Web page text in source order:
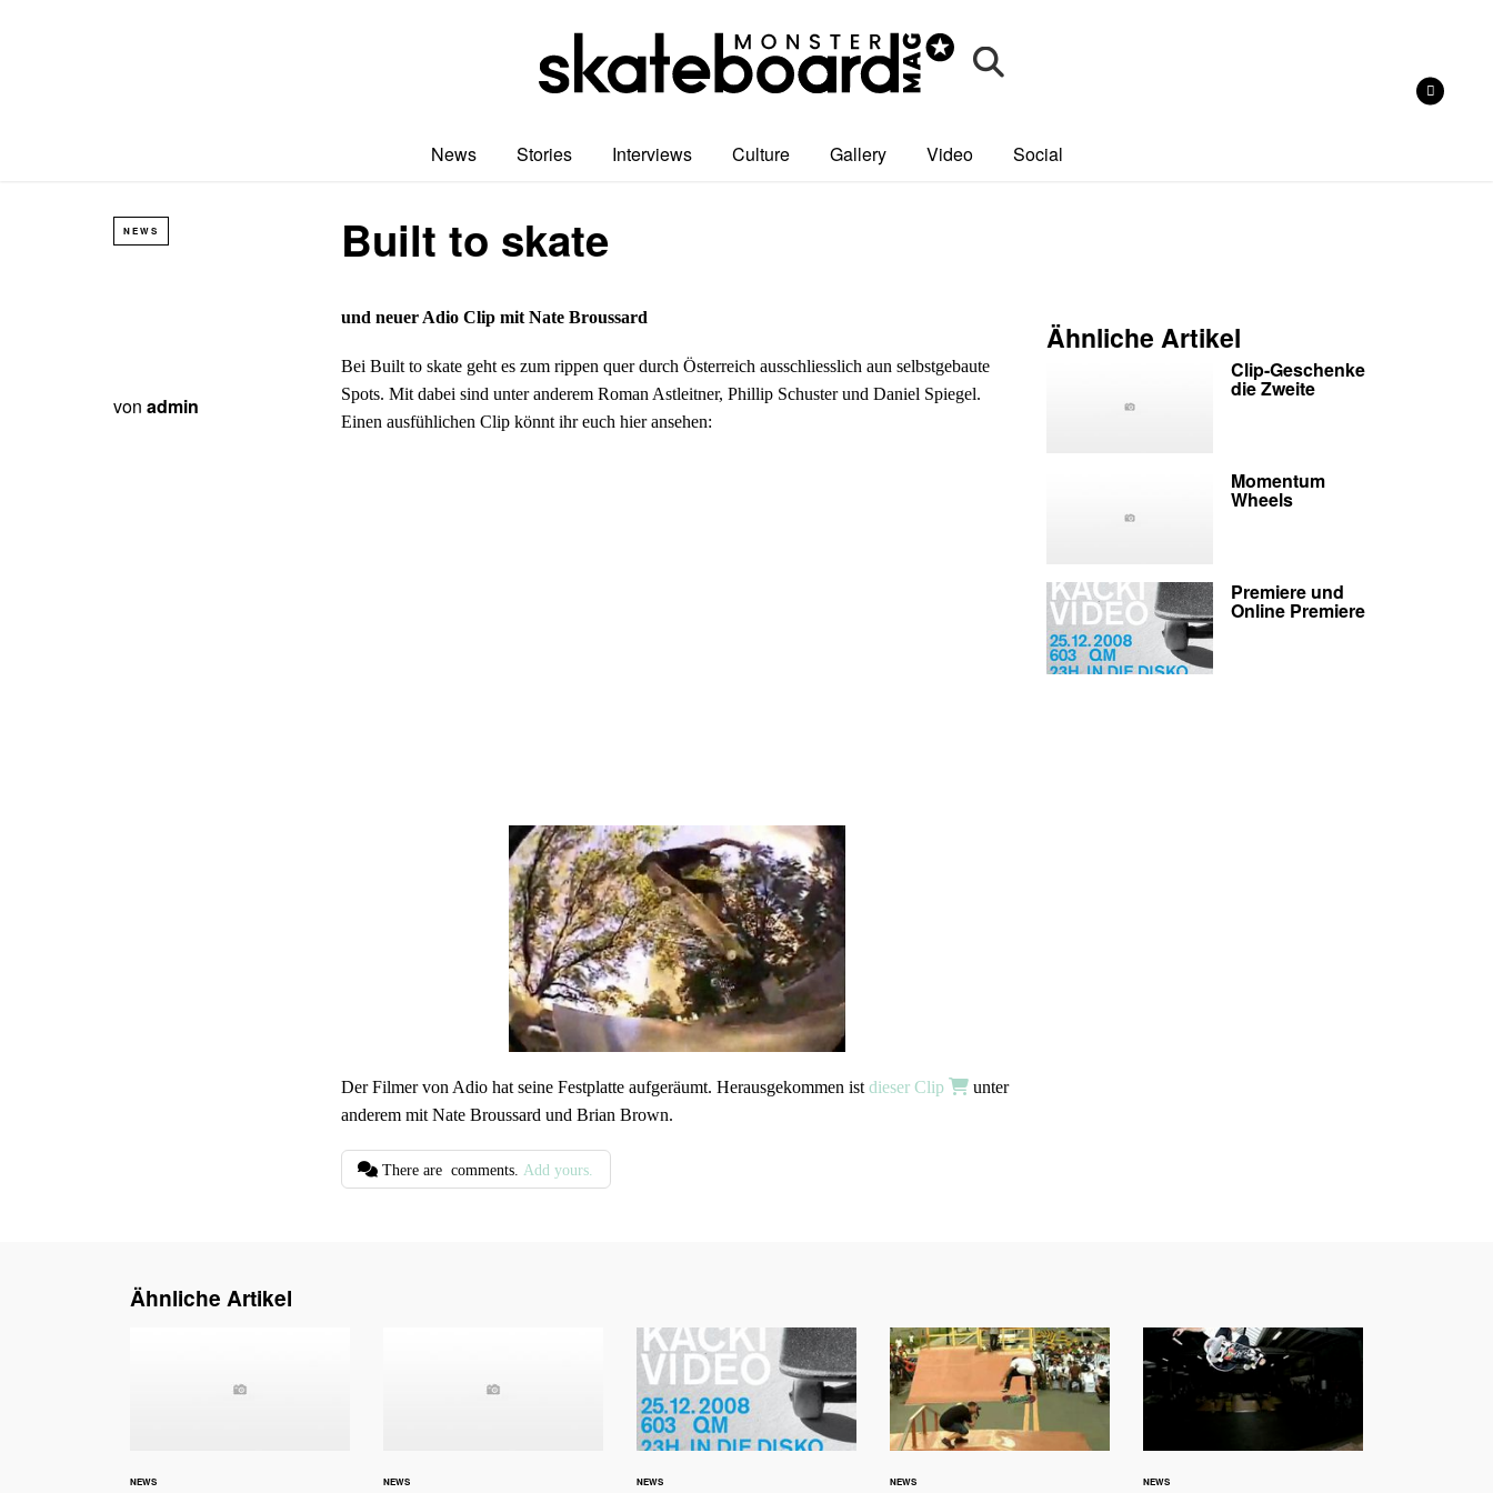
News Stories Interviews Culture Gallery Video Social
NEWS Built to skate
von admin
und neuer Adio Clip mit Nate Broussard
Bei Built to skate geht es zum rippen quer durch Österreich ausschliesslich aun selbstgebaute
Spots. Mit dabei sind unter anderem Roman Astleitner, Phillip Schuster und Daniel Spiegel.
Einen ausfühlichen Clip könnt ihr euch hier ansehen:
Der Filmer von Adio hat seine Festplatte aufgeräumt. Herausgekommen ist dieser Clip
unter
anderem mit Nate Broussard und Brian Brown.
Ähnliche Artikel
Clip-Geschenke
die Zweite
Momentum
Wheels
Premiere und
Online Premiere
There are comments. Add yours.
Ähnliche Artikel
NEWS NEWS NEWS NEWS NEWS